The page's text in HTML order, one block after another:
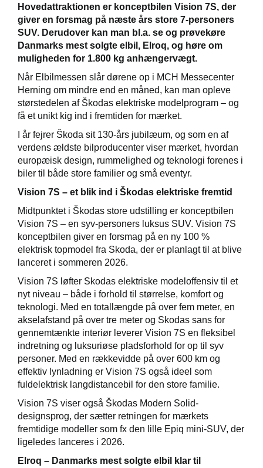
Hovedattraktionen er konceptbilen Vision 7S, der
giver en forsmag på næste års store 7-personers
SUV. Derudover kan man bl.a. se og prøvekøre
Danmarks mest solgte elbil, Elroq, og høre om
muligheden for 1.800 kg anhængervægt.
Når Elbilmessen slår dørene op i MCH Messecenter
Herning om mindre end en måned, kan man opleve
størstedelen af Škodas elektriske modelprogram – og
få et unikt kig ind i fremtiden for mærket.
I år fejrer Škoda sit 130-års jubilæum, og som en af
verdens ældste bilproducenter viser mærket, hvordan
europæisk design, rummelighed og teknologi forenes i
biler til både store familier og små eventyr.
Vision 7S – et blik ind i Škodas elektriske fremtid
Midtpunktet i Škodas store udstilling er konceptbilen
Vision 7S – en syv-personers luksus SUV. Vision 7S
konceptbilen giver en forsmag på en ny 100 %
elektrisk topmodel fra Skoda, der er planlagt til at blive
lanceret i sommeren 2026.
Vision 7S løfter Skodas elektriske modeloffensiv til et
nyt niveau – både i forhold til størrelse, komfort og
teknologi. Med en totallængde på over fem meter, en
akselafstand på over tre meter og Skodas sans for
gennemtænkte interiør leverer Vision 7S en fleksibel
indretning og luksuriøse pladsforhold for op til syv
personer. Med en rækkevidde på over 600 km og
effektiv lynladning er Vision 7S også ideel som
fuldelektrisk langdistancebil for den store familie.
Vision 7S viser også Škodas Modern Solid-
designsprog, der sætter retningen for mærkets
fremtidige modeller som fx den lille Epiq mini-SUV, der
ligeledes lanceres i 2026.
Elroq – Danmarks mest solgte elbil klar til